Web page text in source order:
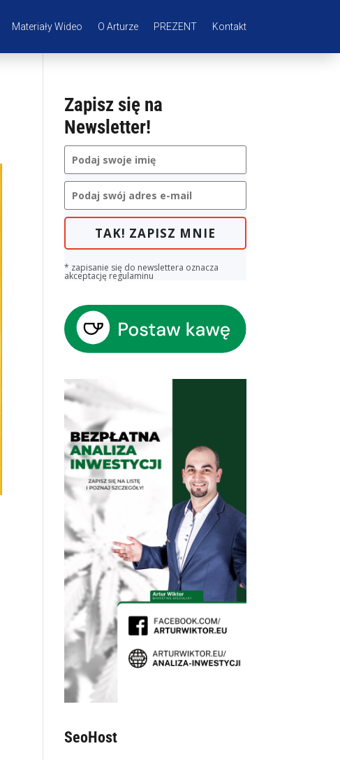
Materiały Wideo O Arturze PREZENT Kontakt
Zapisz się na
Newsletter!
TAK! ZAPISZ MNIE
* zapisanie się do newslettera oznacza
akceptację regulaminu
SeoHost